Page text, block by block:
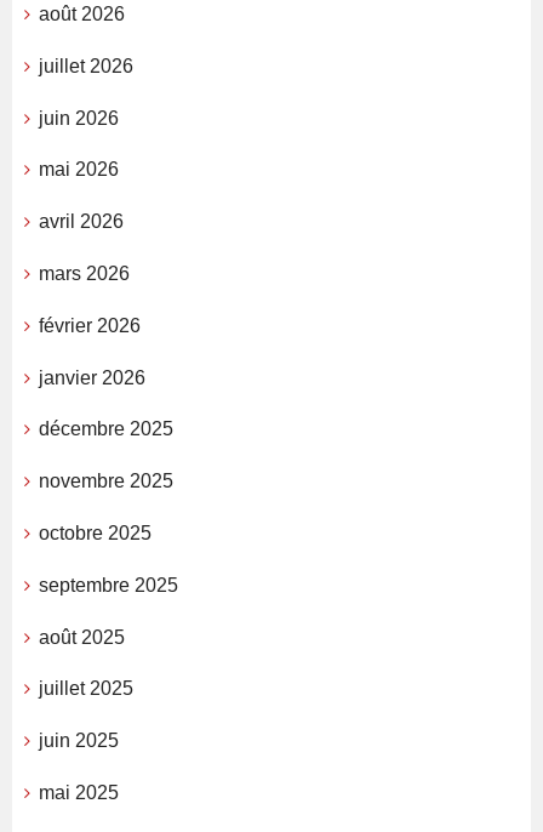
août 2026
juillet 2026
juin 2026
mai 2026
avril 2026
mars 2026
février 2026
janvier 2026
décembre 2025
novembre 2025
octobre 2025
septembre 2025
août 2025
juillet 2025
juin 2025
mai 2025